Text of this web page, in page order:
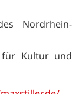
Nordrhein-
Kultur und